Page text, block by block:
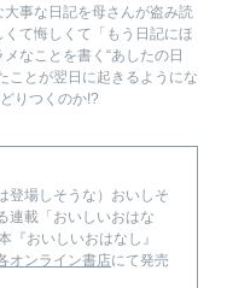
事な日記を母さんが盗み読
て悔しくて「もう日記にほ
なことを書く“あしたの日
ことが翌日に起きるようにな
りつくのか!?
登場しそうな）おいしそ
連載「おいしいおはな
『おいしいおはなし』
オンライン書店にて発売